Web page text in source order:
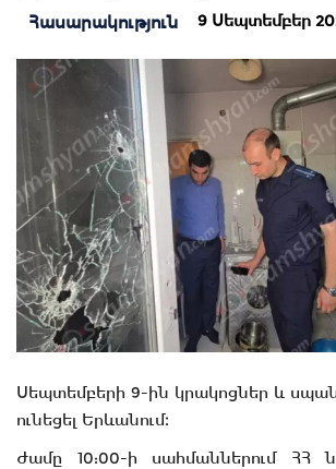
Հասարակություն 9 Սեպտեմբեր
Սեպտեմբերի 9-ին կրակոցներ և
ունեցել Երևանում։
Ժամը 10:00-ի սահմաններում ՀՀ